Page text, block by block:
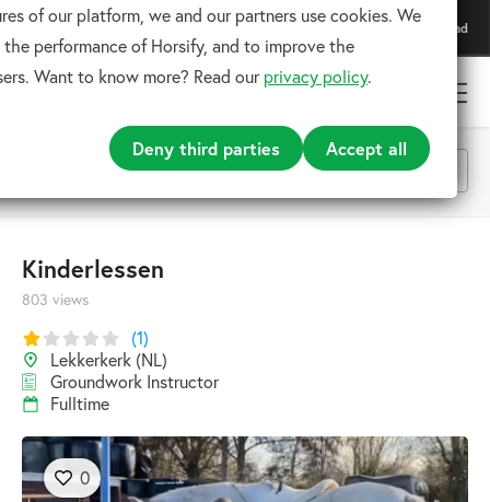
Download our app
For the best experience
Download
All categories
Kinderlessen
803 views
(1)
Lekkerkerk (NL)
Groundwork Instructor
Fulltime
0
of our platform, we and our partners use cookies. We
performance of Horsify, and to improve the
Want to know more? Read ourprivacy policy.
Deny third parties Accept all